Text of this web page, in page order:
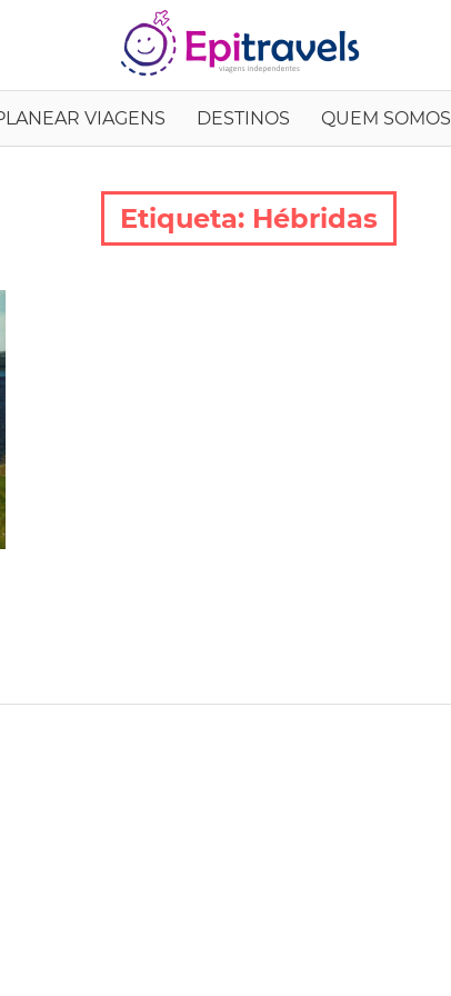
VIAGENS DESTINOS QUEM SOMOS
Etiqueta: Hébridas